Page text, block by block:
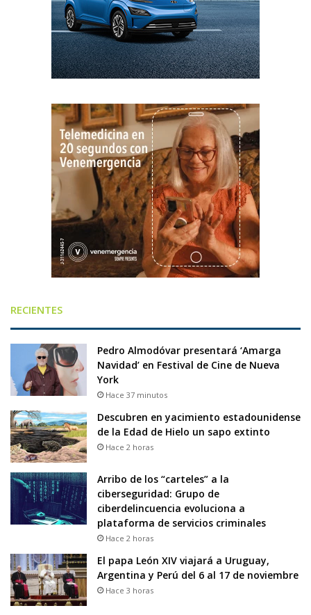
RECIENTES
Pedro Almodóvar presentará ‘Amarga
Navidad’ en Festival de Cine de Nueva
York
Hace 37 minutos
Descubren en yacimiento estadounidense
de la Edad de Hielo un sapo extinto
Hace 2 horas
Arribo de los “carteles” a la
ciberseguridad: Grupo de
ciberdelincuencia evoluciona a
plataforma de servicios criminales
Hace 2 horas
El papa León XIV viajará a Uruguay,
Argentina y Perú del 6 al 17 de noviembre
Hace 3 horas